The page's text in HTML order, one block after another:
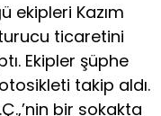
ekipleri Kazım
ticaretini
Ekipler şüphe
takip aldı.
bir sokakta